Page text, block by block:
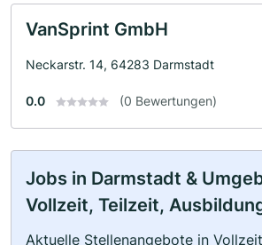
VanSprint GmbH
Neckarstr. 14, 64283 Darmstadt
0.0 (0 Bewertungen)
Jobs in Darmstadt &
Vollzeit, Teilzeit,
Aktuelle Stellenangebote in